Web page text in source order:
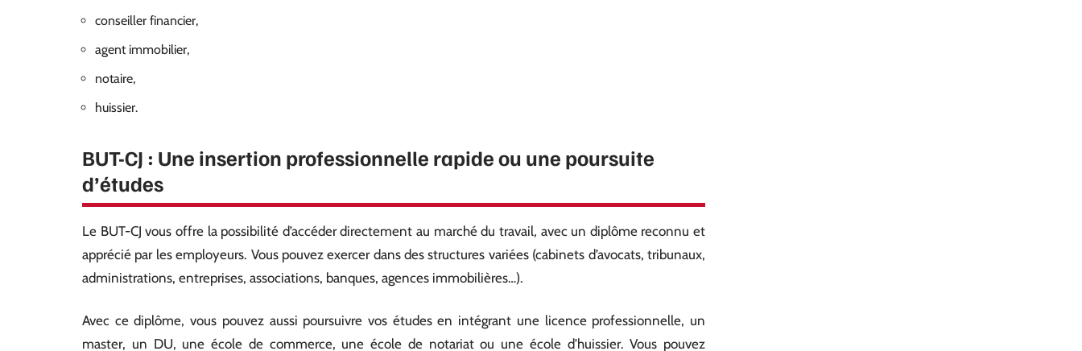
conseiller financier,
agent immobilier,
notaire,
huissier.
BUT-CJ : Une insertion professionnelle rapide ou une poursuite
d’études
Le BUT-CJ vous offre la possibilité d’accéder directement au marché du travail, avec un diplôme reconnu et
apprécié par les employeurs. Vous pouvez exercer dans des structures variées (cabinets d’avocats, tribunaux,
administrations, entreprises, associations, banques, agences immobilières…).
Avec ce diplôme, vous pouvez aussi poursuivre vos études en intégrant une licence professionnelle, un
master, un DU, une école de commerce, une école de notariat ou une école d’huissier. Vous pouvez